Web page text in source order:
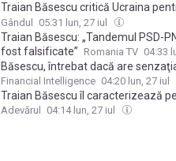
Traian Băsescu critică Ucraina
de la gură să-i ajutăm și ei ne
Gândul 05:31 lun, 27 iul
Traian Băsescu: „Tandemul PSD-
fost falsificate” Romania TV 04:33
Băsescu, întrebat dacă are
popor cu care nu se potriveşte. Noi
Financial Intelligence 04:20 lun, 27 iul
Traian Băsescu îl caracterizează
vrem mai repede, el vrea mai încet”
Adevărul 04:14 lun, 27 iul